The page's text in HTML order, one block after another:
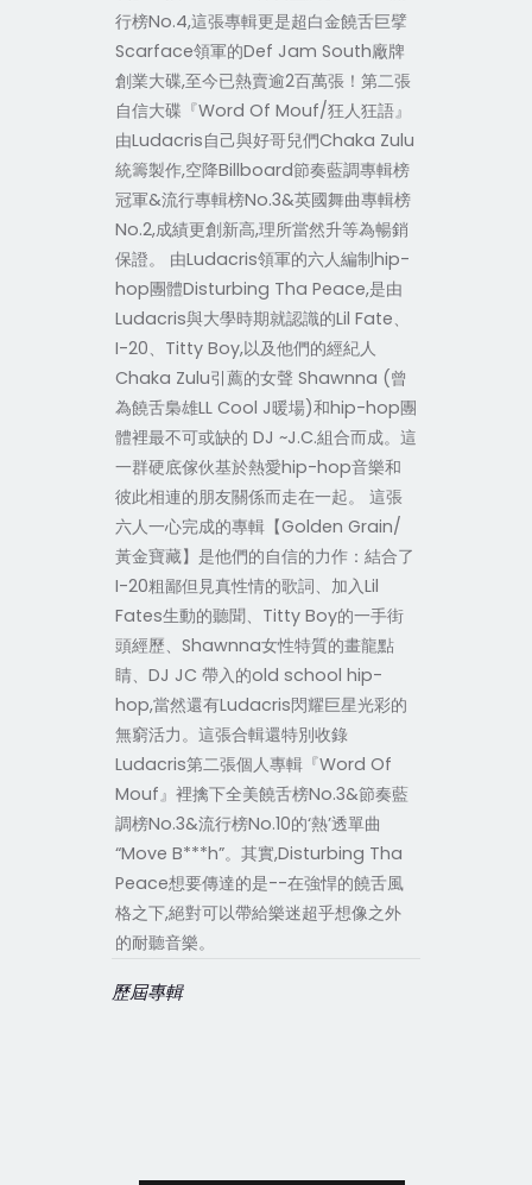
行榜No.4,這張專輯更是超白金饒舌巨擘
Scarface領軍的Def Jam South廠牌
創業大碟,至今已熱賣逾2百萬張！第二張
自信大碟『Word Of Mouf/狂人狂語』
由Ludacris自己與好哥兒們Chaka Zulu
統籌製作,空降Billboard節奏藍調專輯榜
冠軍&流行專輯榜No.3&英國舞曲專輯榜
No.2,成績更創新高,理所當然升等為暢銷
保證。 由Ludacris領軍的六人編制hip-
hop團體Disturbing Tha Peace,是由
Ludacris與大學時期就認識的Lil Fate、
I-20、Titty Boy,以及他們的經紀人
Chaka Zulu引薦的女聲 Shawnna (曾
為饒舌梟雄LL Cool J暖場)和hip-hop團
體裡最不可或缺的 DJ ~J.C.組合而成。這
一群硬底傢伙基於熱愛hip-hop音樂和
彼此相連的朋友關係而走在一起。 這張
六人一心完成的專輯【Golden Grain/
黃金寶藏】是他們的自信的力作：結合了
I-20粗鄙但見真性情的歌詞、加入Lil
Fates生動的聽聞、Titty Boy的一手街
頭經歷、Shawnna女性特質的畫龍點
睛、DJ JC 帶入的old school hip-
hop,當然還有Ludacris閃耀巨星光彩的
無窮活力。這張合輯還特別收錄
Ludacris第二張個人專輯『Word Of
Mouf』裡擒下全美饒舌榜No.3&節奏藍
調榜No.3&流行榜No.10的‘熱’透單曲
“Move B***h”。其實,Disturbing Tha
Peace想要傳達的是--在強悍的饒舌風
格之下,絕對可以帶給樂迷超乎想像之外
的耐聽音樂。
歷屆專輯